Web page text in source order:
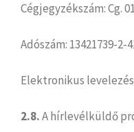
Cégjegyzékszám: Cg.
Adószám: 13421739-2-
Elektronikus
2.8.A hírlevélküldő